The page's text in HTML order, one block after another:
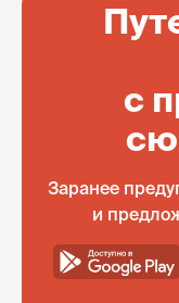
с
Заранее
и